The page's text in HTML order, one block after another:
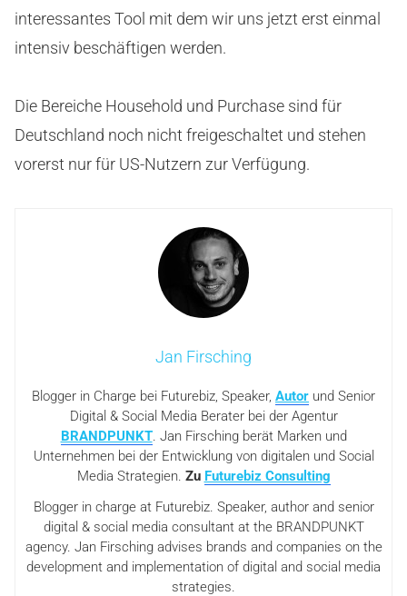
interessantes Tool mit dem wir uns jetzt erst einmal
intensiv beschäftigen werden.
Die Bereiche Household und Purchase sind für
Deutschland noch nicht freigeschaltet und stehen
vorerst nur für US-Nutzern zur Verfügung.
Jan Firsching
Blogger in Charge bei Futurebiz, Speaker, Autor und Senior
Digital & Social Media Berater bei der Agentur
BRANDPUNKT. Jan Firsching berät Marken und
Unternehmen bei der Entwicklung von digitalen und Social
Media Strategien. Zu Futurebiz Consulting
Blogger in charge at Futurebiz. Speaker, author and senior
digital & social media consultant at the BRANDPUNKT
agency. Jan Firsching advises brands and companies on the
development and implementation of digital and social media
strategies.